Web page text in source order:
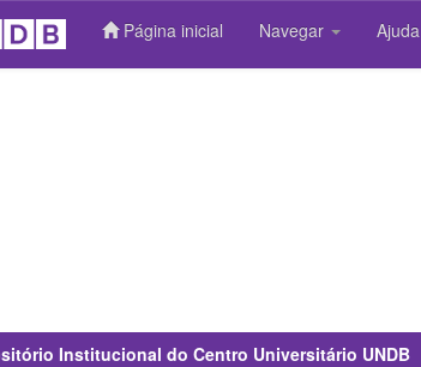
Página inicial Navegar Ajuda
Institucional do Centro Universitário UNDB